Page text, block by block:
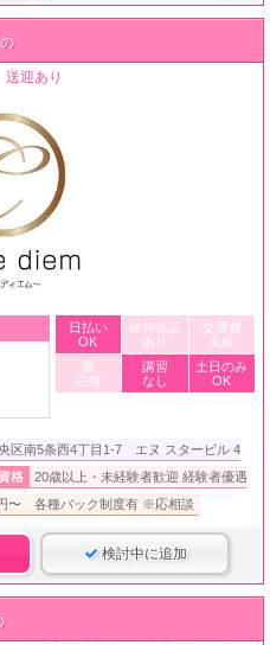
迎あり
日払い
OK
給与保証
あり
交通費
支給
寮
完備
講習
なし
土日のみ
OK
区南5条西4丁目1-7 エヌ スタービル 4
資格
20歳以上・未経験者歓迎 経験者優遇
〜 各種バック制度有 ※応相談
検討中に追加